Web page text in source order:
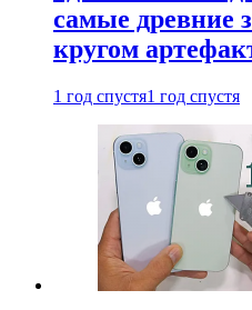
самые древние
кругом
1 год спустя1 год спустя